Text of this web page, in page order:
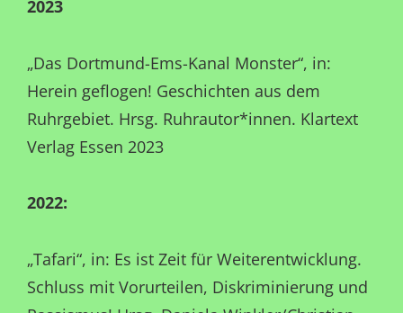
2023
„Das Dortmund-Ems-Kanal Monster“, in:
Herein geflogen! Geschichten aus dem
Ruhrgebiet. Hrsg. Ruhrautor*innen. Klartext
Verlag Essen 2023
2022:
„Tafari“, in: Es ist Zeit für Weiterentwicklung.
Schluss mit Vorurteilen, Diskriminierung und